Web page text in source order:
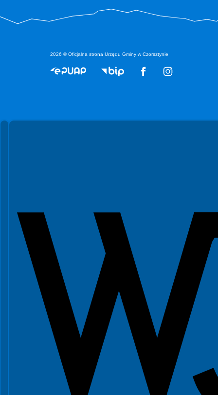
2026 © Oficjalna strona Urzędu Gminy w Czorsztynie
Spełniamy standardy WCAG 2.2
Spełniamy standardy W3C